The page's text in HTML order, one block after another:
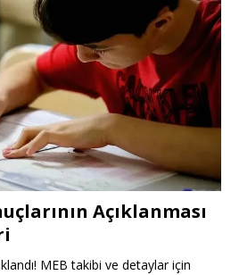
Açıklanması
MEB takibi ve detaylar için